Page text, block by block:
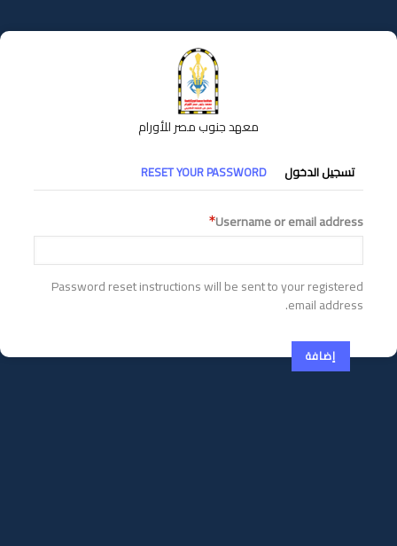
إلى
المحتوى
معهد جنوب مصر للأورام
التبويبات
الأساسية
تسجيل الدخول RESET YOUR PASSWORD
Username or email address
Password reset instructions will be sent to your registered
email address.